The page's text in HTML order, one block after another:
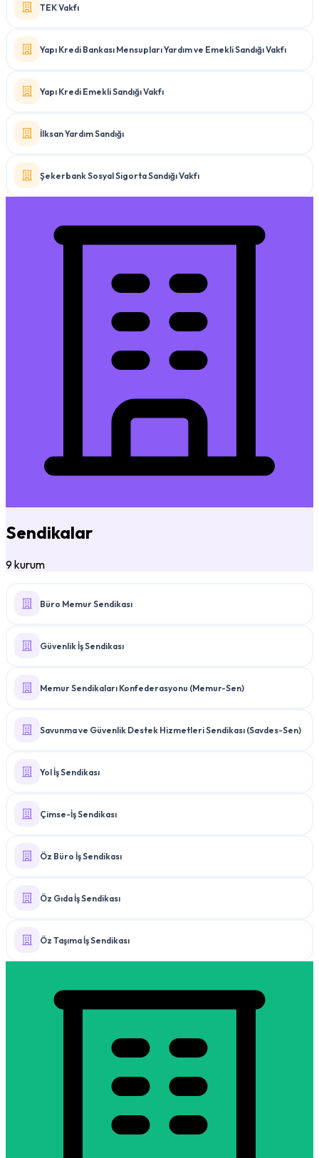
TEK Vakfı
Yapı Kredi Bankası Mensupları Yardım ve Emekli Sandığı Vakfı
Yapı Kredi Emekli Sandığı Vakfı
İlksan Yardım Sandığı
Şekerbank Sosyal Sigorta Sandığı Vakfı
Sendikalar
9 kurum
Büro Memur Sendikası
Güvenlik İş Sendikası
Memur Sendikaları Konfederasyonu (Memur-Sen)
Savunma ve Güvenlik Destek Hizmetleri Sendikası (Savdes-Sen)
Yol İş Sendikası
Çimse-İş Sendikası
Öz Büro İş Sendikası
Öz Gıda İş Sendikası
Öz Taşıma İş Sendikası